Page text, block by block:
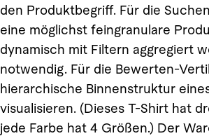
den Produktbegriff. Für die
eine möglichst feingranulare
dynamisch mit Filtern aggregiert
notwendig. Für die Bewerten-
hierarchische Binnenstruktur
visualisieren. (Dieses T-Shirt hat
jede Farbe hat 4 Größen.) Der